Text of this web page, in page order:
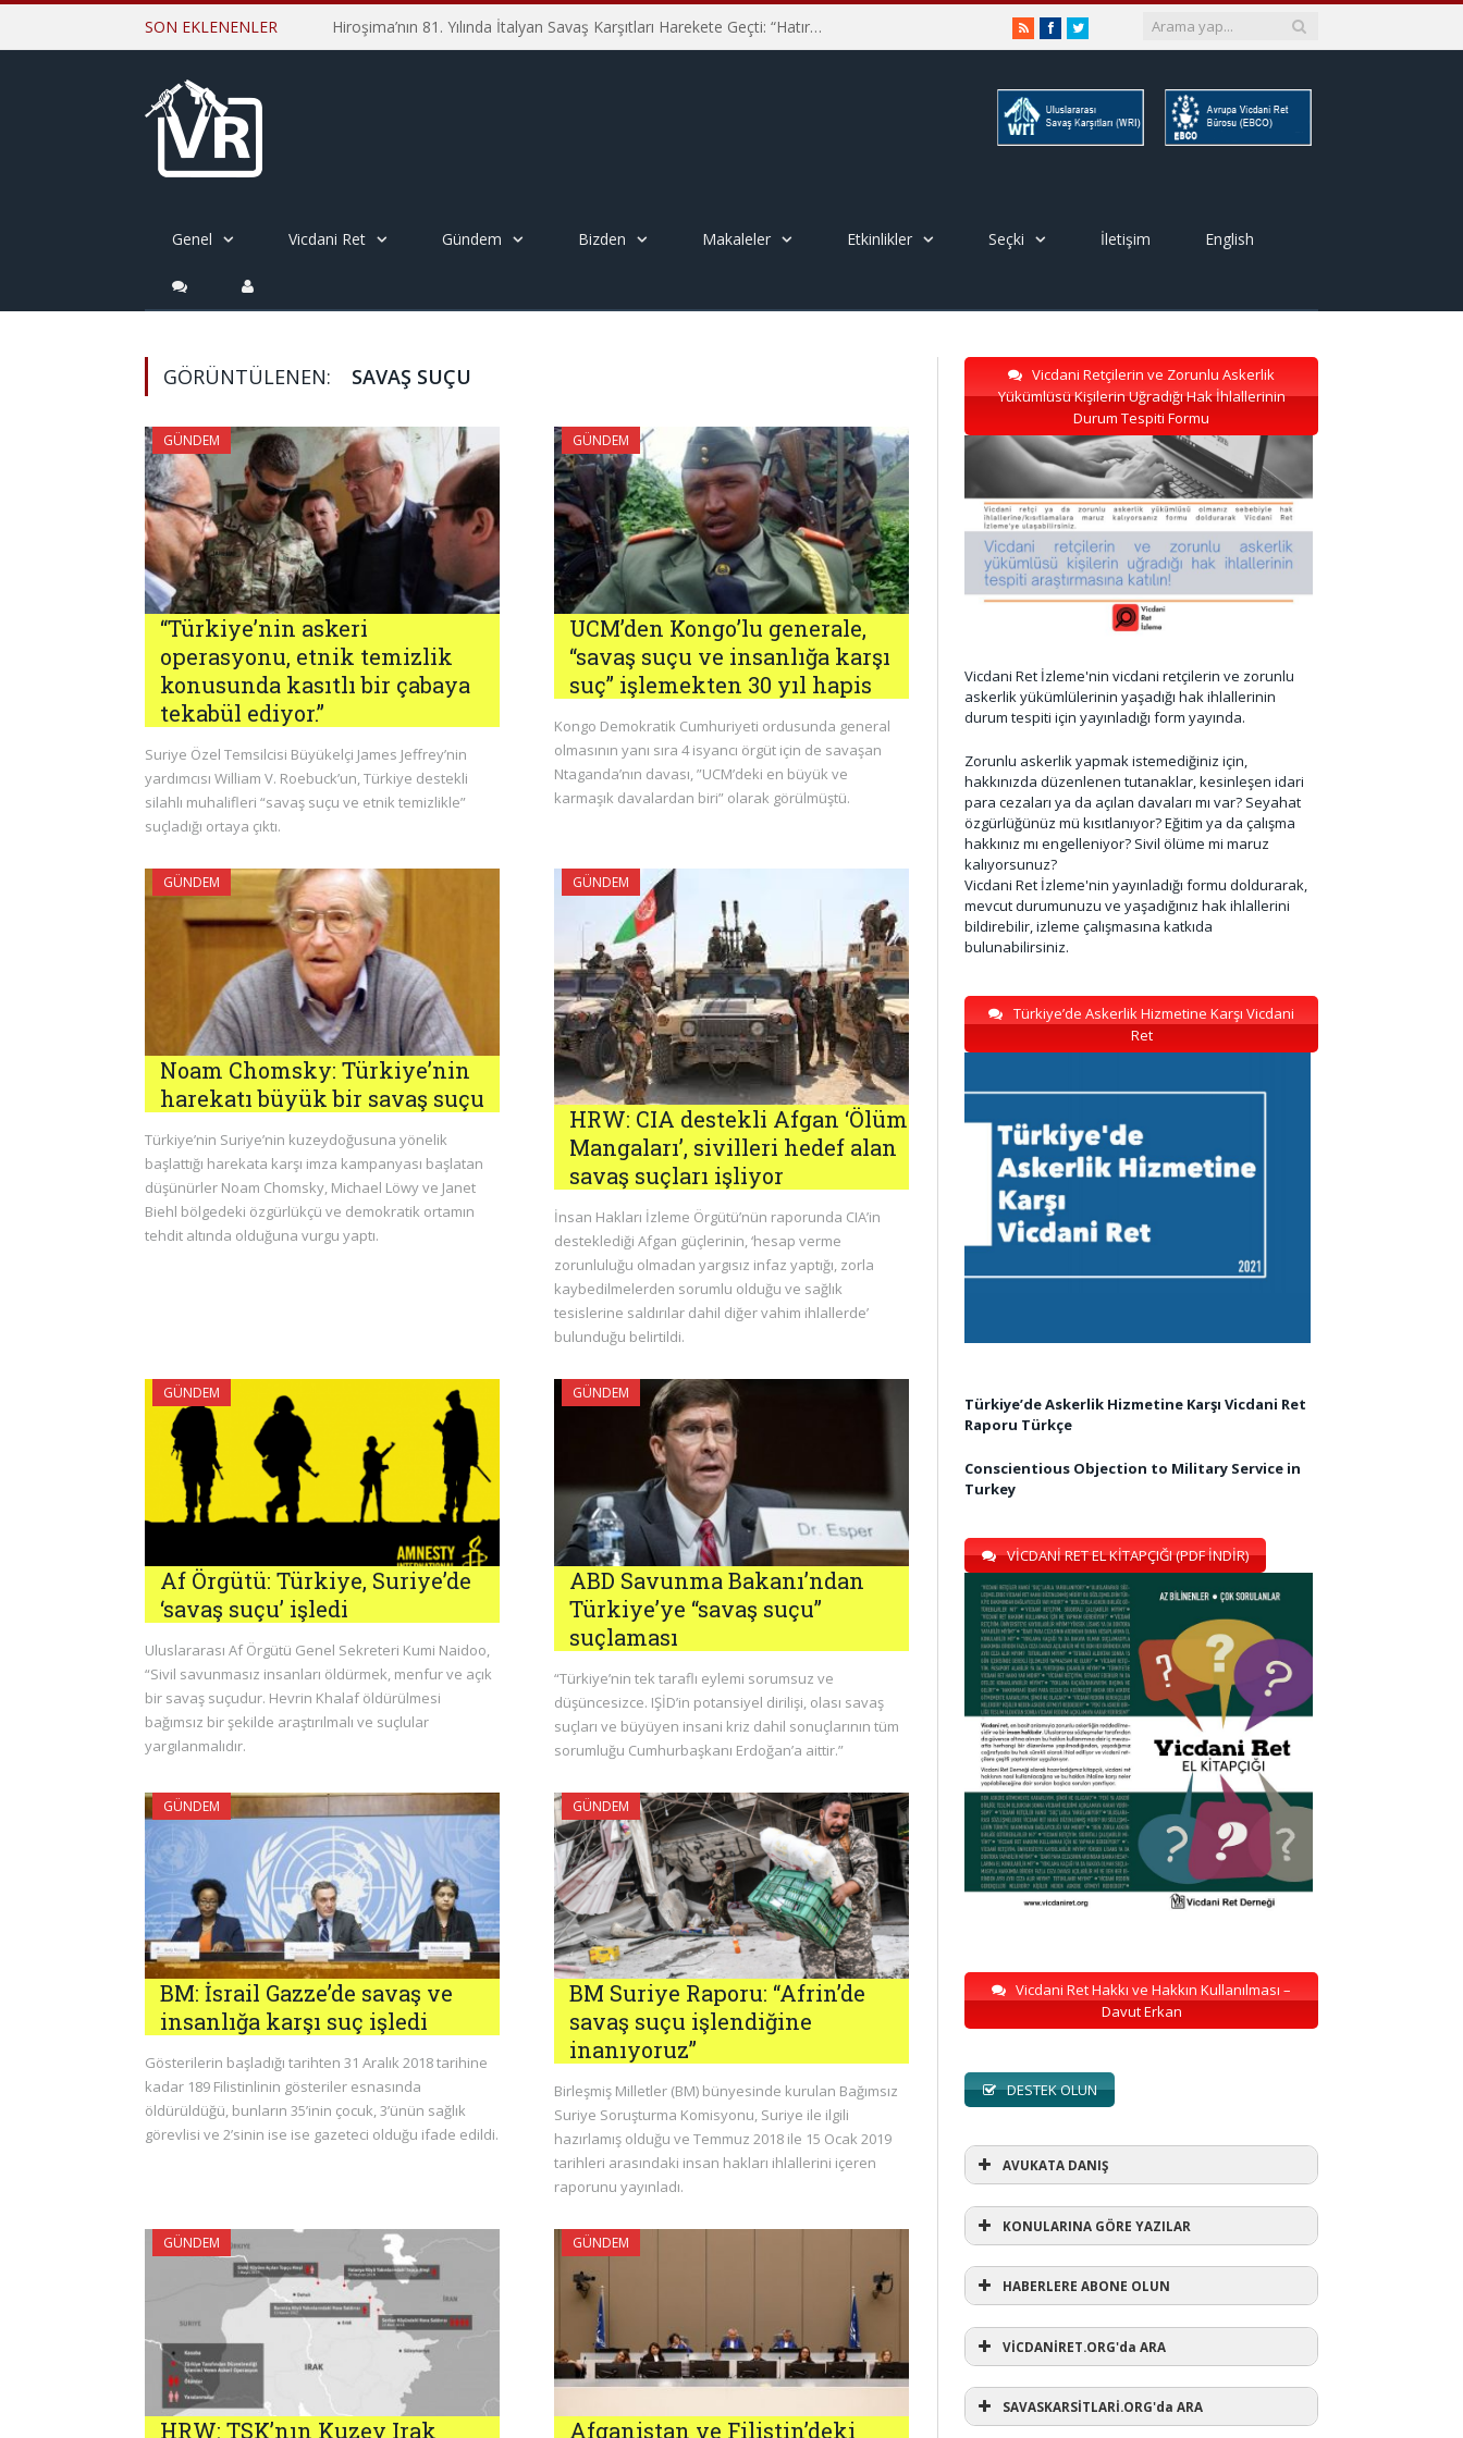
SON EKLENENLER Hiroşima’nın 81. Yılında İtalyan Savaş Karşıtları Harekete Geçti: “Hatırlamak yeterli değil” RSSFacebookTwitter
Genel Vicdani Ret Gündem Bizden Makaleler Etkinlikler Seçki İletişim English
GÖRÜNTÜLENEN: SAVAŞ SUÇU
GÜNDEM
“Türkiye’nin askeri
operasyonu, etnik temizlik
konusunda kasıtlı bir çabaya
tekabül ediyor.”
Suriye Özel Temsilcisi Büyükelçi James Jeffrey’nin
yardımcısı William V. Roebuck’un, Türkiye destekli
silahlı muhalifleri “savaş suçu ve etnik temizlikle”
suçladığı ortaya çıktı.
GÜNDEM
UCM’den Kongo’lu generale,
“savaş suçu ve insanlığa karşı
suç” işlemekten 30 yıl hapis
Kongo Demokratik Cumhuriyeti ordusunda general
olmasının yanı sıra 4 isyancı örgüt için de savaşan
Ntaganda’nın davası, ”UCM’deki en büyük ve
karmaşık davalardan biri” olarak görülmüştü.
GÜNDEM
Noam Chomsky: Türkiye’nin
harekatı büyük bir savaş suçu
Türkiye’nin Suriye’nin kuzeydoğusuna yönelik
başlattığı harekata karşı imza kampanyası başlatan
düşünürler Noam Chomsky, Michael Löwy ve Janet
Biehl bölgedeki özgürlükçü ve demokratik ortamın
tehdit altında olduğuna vurgu yaptı.
GÜNDEM
HRW: CIA destekli Afgan ‘Ölüm
Mangaları’, sivilleri hedef alan
savaş suçları işliyor
İnsan Hakları İzleme Örgütü’nün raporunda CIA’in
desteklediği Afgan güçlerinin, ‘hesap verme
zorunluluğu olmadan yargısız infaz yaptığı, zorla
kaybedilmelerden sorumlu olduğu ve sağlık
tesislerine saldırılar dahil diğer vahim ihlallerde’
bulunduğu belirtildi.
GÜNDEM
Af Örgütü: Türkiye, Suriye’de
‘savaş suçu’ işledi
Uluslararası Af Örgütü Genel Sekreteri Kumi Naidoo,
“Sivil savunmasız insanları öldürmek, menfur ve açık
bir savaş suçudur. Hevrin Khalaf öldürülmesi
bağımsız bir şekilde araştırılmalı ve suçlular
yargılanmalıdır.
GÜNDEM
ABD Savunma Bakanı’ndan
Türkiye’ye “savaş suçu”
suçlaması
“Türkiye’nin tek taraflı eylemi sorumsuz ve
düşüncesizce. IŞİD’in potansiyel dirilişi, olası savaş
suçları ve büyüyen insani kriz dahil sonuçlarının tüm
sorumluğu Cumhurbaşkanı Erdoğan’a aittir.”
GÜNDEM
BM: İsrail Gazze’de savaş ve
insanlığa karşı suç işledi
Gösterilerin başladığı tarihten 31 Aralık 2018 tarihine
kadar 189 Filistinlinin gösteriler esnasında
öldürüldüğü, bunların 35’inin çocuk, 3’ünün sağlık
görevlisi ve 2’sinin ise ise gazeteci olduğu ifade edildi.
GÜNDEM
BM Suriye Raporu: “Afrin’de
savaş suçu işlendiğine
inanıyoruz”
Birleşmiş Milletler (BM) bünyesinde kurulan Bağımsız
Suriye Soruşturma Komisyonu, Suriye ile ilgili
hazırlamış olduğu ve Temmuz 2018 ile 15 Ocak 2019
tarihleri arasındaki insan hakları ihlallerini içeren
raporunu yayınladı.
GÜNDEM
HRW: TSK’nın Kuzey Irak
GÜNDEM
Afganistan ve Filistin’deki
Vicdani Retçilerin ve Zorunlu Askerlik
Yükümlüsü Kişilerin Uğradığı Hak İhlallerinin
Durum Tespiti Formu
Vicdani Ret İzleme'nin vicdani retçilerin ve zorunlu
askerlik yükümlülerinin yaşadığı hak ihlallerinin
durum tespiti için yayınladığı form yayında.
Zorunlu askerlik yapmak istemediğiniz için,
hakkınızda düzenlenen tutanaklar, kesinleşen idari
para cezaları ya da açılan davaları mı var? Seyahat
özgürlüğünüz mü kısıtlanıyor? Eğitim ya da çalışma
hakkınız mı engelleniyor? Sivil ölüme mi maruz
kalıyorsunuz?
Vicdani Ret İzleme'nin yayınladığı formu doldurarak,
mevcut durumunuzu ve yaşadığınız hak ihlallerini
bildirebilir, izleme çalışmasına katkıda
bulunabilirsiniz.
Türkiye’de Askerlik Hizmetine Karşı Vicdani
Ret
Türkiye’de Askerlik Hizmetine Karşı Vicdani Ret
Raporu Türkçe
Conscientious Objection to Military Service in
Turkey
VİCDANİ RET EL KİTAPÇIĞI (PDF İNDİR)
Vicdani Ret Hakkı ve Hakkın Kullanılması –
Davut Erkan
DESTEK OLUN
AVUKATA DANIŞ
AVUKATA DANIŞ
KONULARINA GÖRE YAZILAR
KONULARINA GÖRE YAZILAR
#refusewar(1)
'dur' ihtarı(3)
HABERLERE ABONE OLUN
VİCDANİRET.ORG'da ARA
SAVASKARSİTLARİ.ORG'da ARA